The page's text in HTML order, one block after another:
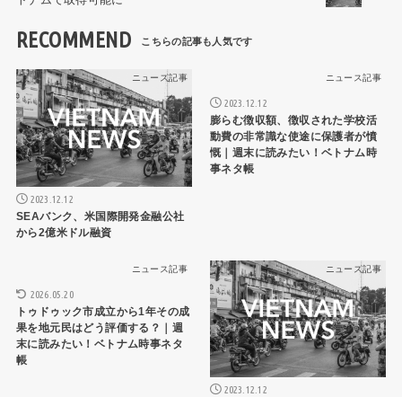
RECOMMEND
ニュース記事
2023.12.12
SEAバンク、米国際開発金融公社
から2億米ドル融資
ニュース記事
2023.12.12
膨らむ徴収額、徴収された学校活
動費の非常識な使途に保護者が憤
慨｜週末に読みたい！ベトナム時
事ネタ帳
ニュース記事
2026.05.20
トゥドゥック市成立から1年その成
果を地元民はどう評価する？｜週
末に読みたい！ベトナム時事ネタ
帳
ニュース記事
2023.12.12